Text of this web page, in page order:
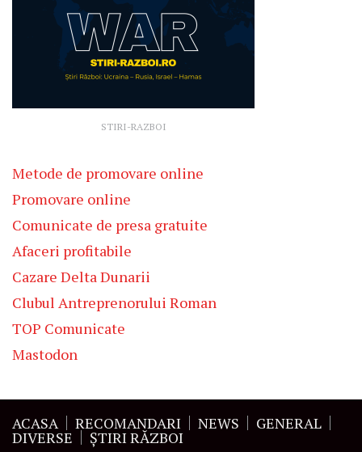
STIRI-RAZBOI
Metode de promovare online
Promovare online
Comunicate de presa gratuite
Afaceri profitabile
Cazare Delta Dunarii
Clubul Antreprenorului Roman
TOP Comunicate
Mastodon
ACASA RECOMANDARI NEWS GENERAL
DIVERSE ŞTIRI RĂZBOI